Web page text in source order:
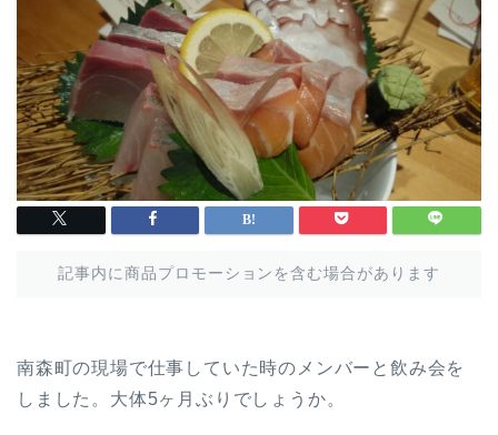
記事内に商品プロモーションを含む場合があります
南森町の現場で仕事していた時のメンバーと飲み会を
しました。大体5ヶ月ぶりでしょうか。